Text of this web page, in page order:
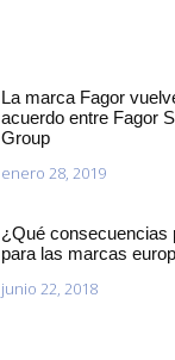
La marca Fagor
acuerdo entre Fagor
Group
enero 28, 2019
¿Qué consecuencias
para las marcas
junio 22, 2018